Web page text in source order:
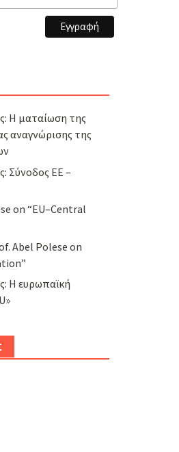
Η ματαίωση της
αναγνώρισης της
Σύνοδος ΕΕ –
on “EU–Central
Abel Polese on
Η ευρωπαϊκή